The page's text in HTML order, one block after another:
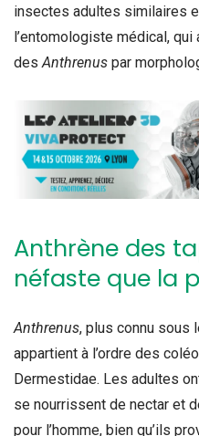
insectes adultes similaires
l’entomologiste médical, qui
des Anthrenus par
Anthrène des
néfaste que la
Anthrenus, plus connu sous
appartient à l’ordre des
Dermestidae. Les adultes
se nourrissent de nectar et
pour l’homme, bien qu’ils